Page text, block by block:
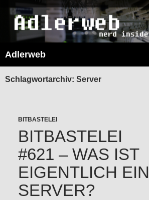
Adlerweb
SPRINGEN
Schlagwortarchiv: Server
BITBASTELEI
BITBASTELEI
#621 – WAS IST
EIGENTLICH EIN
SERVER?